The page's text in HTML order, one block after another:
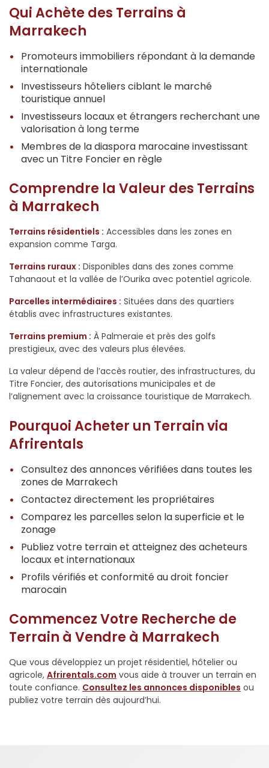
Qui Achète des Terrains à
Marrakech
Promoteurs immobiliers répondant à la demande
internationale
Investisseurs hôteliers ciblant le marché
touristique annuel
Investisseurs locaux et étrangers recherchant une
valorisation à long terme
Membres de la diaspora marocaine investissant
avec un Titre Foncier en règle
Comprendre la Valeur des Terrains
à Marrakech
Terrains résidentiels : Accessibles dans les zones en
expansion comme Targa.
Terrains ruraux : Disponibles dans des zones comme
Tahanaout et la vallée de l’Ourika avec potentiel agricole.
Parcelles intermédiaires : Situées dans des quartiers
établis avec infrastructures existantes.
Terrains premium : À Palmeraie et près des golfs
prestigieux, avec des valeurs plus élevées.
La valeur dépend de l’accès routier, des infrastructures, du
Titre Foncier, des autorisations municipales et de
l’alignement avec la croissance touristique de Marrakech.
Pourquoi Acheter un Terrain via
Afrirentals
Consultez des annonces vérifiées dans toutes les
zones de Marrakech
Contactez directement les propriétaires
Comparez les parcelles selon la superficie et le
zonage
Publiez votre terrain et atteignez des acheteurs
locaux et internationaux
Profils vérifiés et conformité au droit foncier
marocain
Commencez Votre Recherche de
Terrain à Vendre à Marrakech
Que vous développiez un projet résidentiel, hôtelier ou
agricole, Afrirentals.com vous aide à trouver un terrain en
toute confiance. Consultez les annonces disponibles ou
publiez votre terrain dès aujourd’hui.